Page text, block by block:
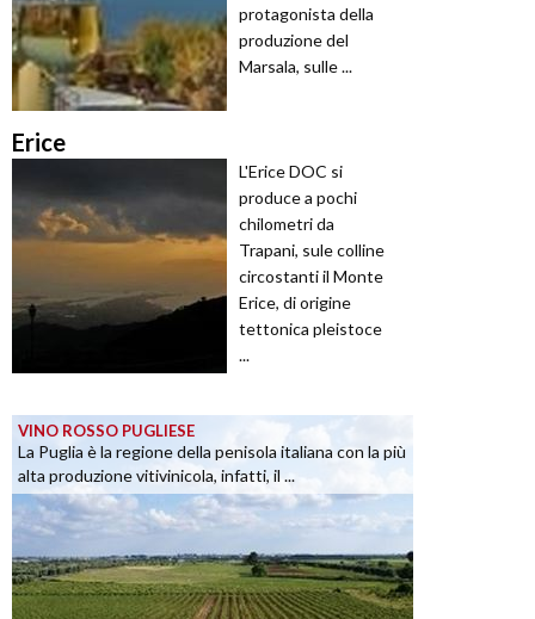
protagonista della
produzione del
Marsala, sulle ...
Erice
L'Erice DOC si
produce a pochi
chilometri da
Trapani, sule colline
circostanti il Monte
Erice, di origine
tettonica pleistoce
...
VINO ROSSO PUGLIESE
La Puglia è la regione della penisola italiana con la più
alta produzione vitivinicola, infatti, il ...